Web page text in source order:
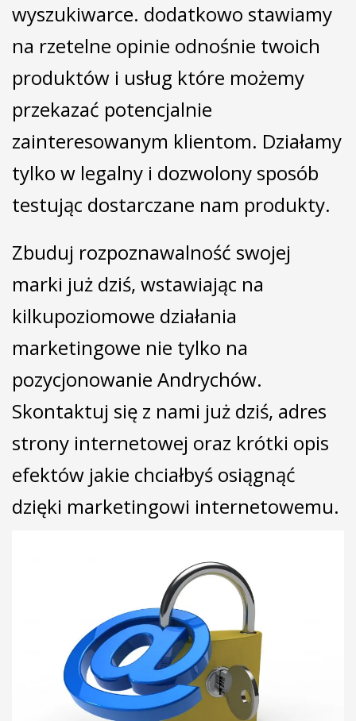
wyszukiwarce. dodatkowo stawiamy
na rzetelne opinie odnośnie twoich
produktów i usług które możemy
przekazać potencjalnie
zainteresowanym klientom. Działamy
tylko w legalny i dozwolony sposób
testując dostarczane nam produkty.
Zbuduj rozpoznawalność swojej
marki już dziś, wstawiając na
kilkupoziomowe działania
marketingowe nie tylko na
pozycjonowanie Andrychów.
Skontaktuj się z nami już dziś, adres
strony internetowej oraz krótki opis
efektów jakie chciałbyś osiągnąć
dzięki marketingowi internetowemu.